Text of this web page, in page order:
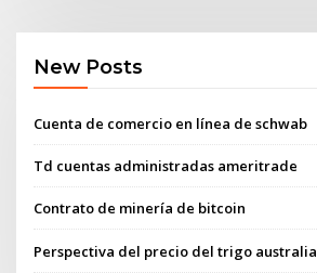
New Posts
Cuenta de comercio en línea de schwab
Td cuentas administradas ameritrade
Contrato de minería de bitcoin
Perspectiva del precio del trigo australia